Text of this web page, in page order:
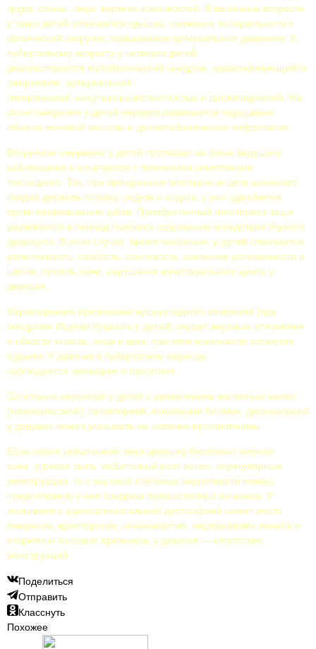
груди, спины, лица, верхних конечностей. В школьном возрасте
у таких детей отмечается одышка, снижение толерантности к
физической нагрузке, повышенное артериальное давление. К
пубертатному возрасту у четверти детей
диагностируется метаболический синдром, характеризующийся
ожирением, артериальной
гипертензией, инсулинорезистентностью и дислипидемией. На
фоне ожирения у детей нередко развивается нарушение
обмена мочевой кислоты и дисметаболическая нефропатия.
Вторичное ожирение у детей протекает на фоне ведущего
заболевания и сочетается с типичными симптомами
последнего. Так, при врожденном гипотиреозе дети начинают
поздно держать головку, сидеть и ходить; у них сдвигаются
сроки прорезывания зубов. Приобретенный гипотиреоз чаще
развивается в период полового созревания вследствие йодного
дефицита. В этом случае, кроме ожирения, у детей отмечается
утомляемость, слабость, сонливость, снижение успеваемости в
школе, сухость кожи, нарушения менструального цикла у
девушек.
Характерными признаками кушингоидного ожирения (при
синдроме Иценко-Кушинга у детей) служат жировые отложения
в области живота, лица и шеи; при этом конечности остаются
худыми. У девочек в пубертатном периоде
наблюдается аменорея и гирсутизм.
Сочетание ожирения у детей с увеличением молочных желез
(гинекомастией), галактореей, головными болями, дисменореей
у девушек может указывать на наличие пролактиномы.
Если кроме избыточного веса девушку беспокоит жирная
кожа, угревая сыпь, избыточный рост волос, нерегулярные
менструации, то с высокой степенью вероятности можно
предположить у нее синдром поликистозных яичников. У
мальчиков с адипозогенитальной дистрофией имеет место
ожирение, крипторхизм, гинекомастия, недоразвитие пениса и
вторичных половых признаков; у девочек — отсутствие
менструаций.
Поделиться
Отправить
Класснуть
Похожее